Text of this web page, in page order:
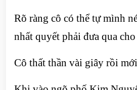
Rõ ràng cô có thể tự mình
nhất quyết phải đưa qua cho
Cô thất thần vài giây rồi